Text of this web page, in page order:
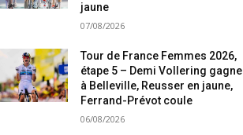
jaune
07/08/2026
Tour de France Femmes 2026,
étape 5 – Demi Vollering gagne
à Belleville, Reusser en jaune,
Ferrand-Prévot coule
06/08/2026